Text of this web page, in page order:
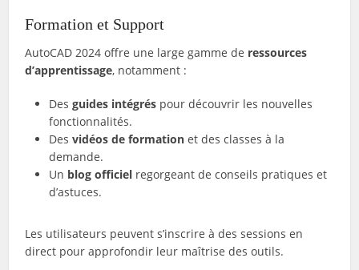
Formation et Support
AutoCAD 2024 offre une large gamme de ressources
d’apprentissage, notamment :
Desguides intégrés pour découvrir les nouvelles
fonctionnalités.
Desvidéos de formation et des classes à la
demande.
Un blog officiel regorgeant de conseils pratiques et
d’astuces.
Les utilisateurs peuvent s’inscrire à des sessions en
direct pour approfondir leur maîtrise des outils.